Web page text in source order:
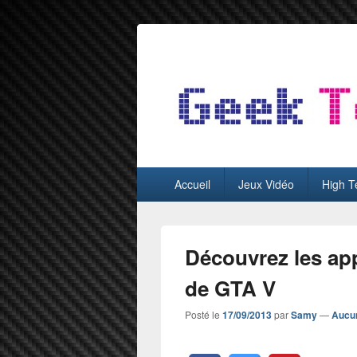
GeekTest
principalAccueil Jeux Vidéo High
Découvrez les
de GTA V
Posté le 17/09/2013parSamy—